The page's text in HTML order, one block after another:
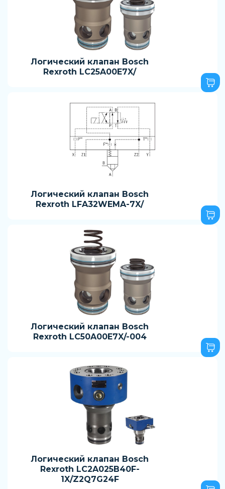
Логический клапан Bosch
Rexroth LC25A00E7X/
Логический клапан Bosch
Rexroth LFA32WEMA-7X/
Логический клапан Bosch
Rexroth LC50A00E7X/-004
Логический клапан Bosch
Rexroth LC2A025B40F-
1X/Z2Q7G24F